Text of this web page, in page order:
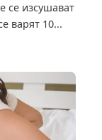
се изсушават
варят 10...